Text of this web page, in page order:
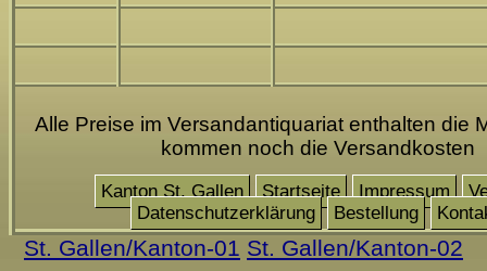
Alle Preise im Versandantiquariat enthalten die
kommen noch die Versandkosten
Kanton St. Gallen Startseite Impressum
Datenschutzerklärung
Bestellung
St. Gallen/Kanton-01 St. Gallen/Kanton-02